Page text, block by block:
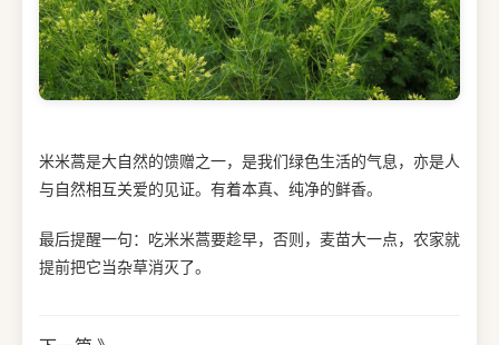
米米蒿是大自然的馈赠之一，是我们绿色生活的气息，亦是人
与自然相互关爱的见证。有着本真、纯净的鲜香。
最后提醒一句：吃米米蒿要趁早，否则，麦苗大一点，农家就
提前把它当杂草消灭了。